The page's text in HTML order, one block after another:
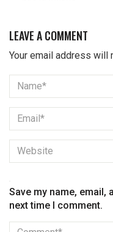
LEAVE A COMMENT
Your email address will
Save my name,
next time I comment.